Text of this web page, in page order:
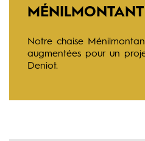
MÉNILMONTANT
Notre chaise
augmentées pour un
Deniot.